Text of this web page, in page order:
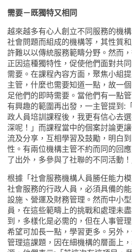
需要－既獨特又相同
越來越多有心人創立不同服務的機
社會問題而組成的機構等，其性質
許難以以傳統服務範疇分野。然而
正因這種獨特性，促使他們面對共
需要。在課程內容方面，聚焦小組
主管，什麼也需要知道一點，故一
足他們的即時需要。當他們有一點
有興趣的範圍再出發，一主管提到:
政人員培訓課程後，我更有信心去
深呢！」而課程當中的個案討論更
流及分享，互相學習及鼓勵，明白
性。有兩位機構主管不約而同的回
了出外 ，多參與了社聯的不同活動！
根據 「社會服務機構人員勝任能力
社會服務的行政人員，必須具備的
設施、營運及財務管理。然而中小
員，在這些範疇上的挑戰和處理未盡
到，多樣化是必需的，但在人事管
希望可加長一點，學習更多。另外
管理這課題，因在細機構的層面上